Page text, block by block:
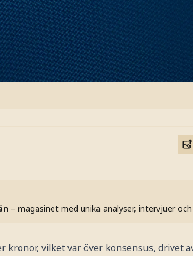
– magasinet med unika analyser, intervjuer
kronor, vilket var över konsensus, drivet